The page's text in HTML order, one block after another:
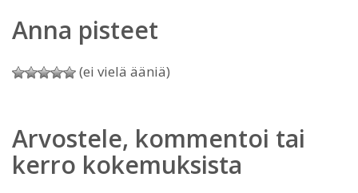
Anna pisteet
(ei vielä ääniä)
Arvostele, kommentoi tai
kerro kokemuksista